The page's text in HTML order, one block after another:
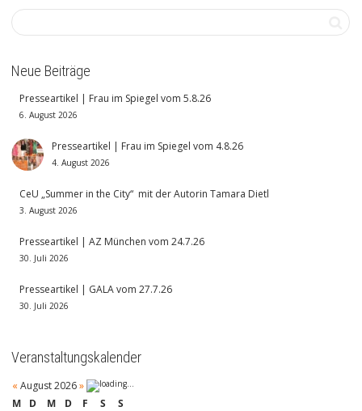
Neue Beiträge
Presseartikel | Frau im Spiegel vom 5.8.26
6. August 2026
Presseartikel | Frau im Spiegel vom 4.8.26
4. August 2026
CeU „Summer in the City“ mit der Autorin Tamara Dietl
3. August 2026
Presseartikel | AZ München vom 24.7.26
30. Juli 2026
Presseartikel | GALA vom 27.7.26
30. Juli 2026
Veranstaltungskalender
« August 2026»
M
D M D F S
S